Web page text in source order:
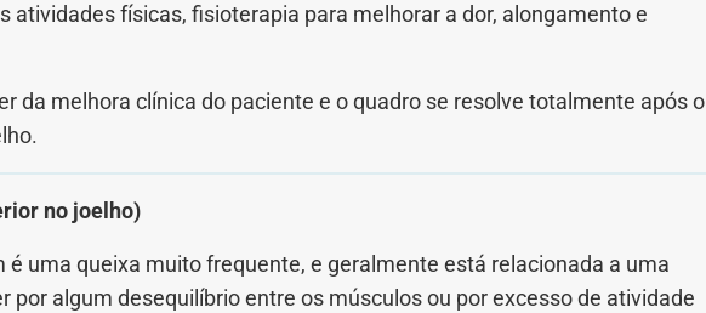
físicas, fisioterapia para melhorar a dor, alongamento e
da melhora clínica do paciente e o quadro se resolve totalmente após o
no joelho)
uma queixa muito frequente, e geralmente está relacionada a uma
por algum desequilíbrio entre os músculos ou por excesso de atividade